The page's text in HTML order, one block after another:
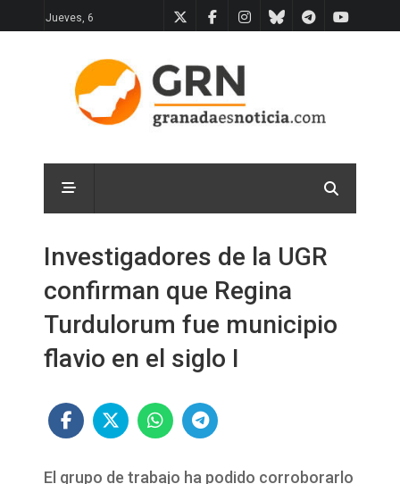
Jueves, 6
Investigadores de la UGR
confirman que Regina
Turdulorum fue municipio
flavio en el siglo I
El grupo de trabajo ha podido corroborarlo